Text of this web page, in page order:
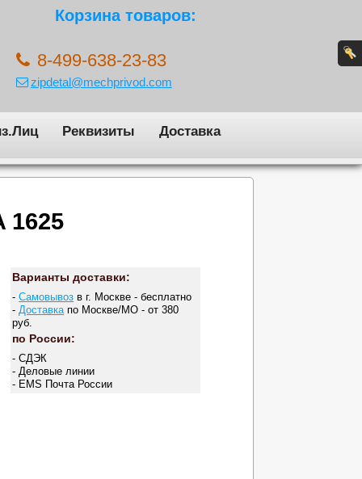
Корзина товаров:
8-499-638-23-83
zipdetal@mechprivod.com
Реквизиты
Доставка
1625
Варианты доставки:
-Самовывоз в г. Москве - бесплатно
- Доставка по Москве/МО - от 380
руб.
по России:
- СДЭК
- Деловые линии
- EMS Почта России